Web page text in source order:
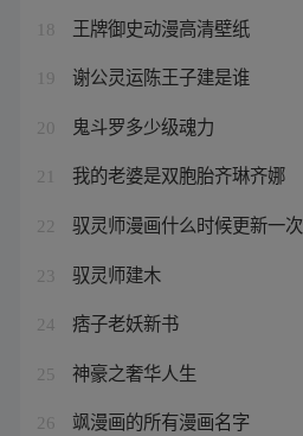
18 王牌御史动漫高清壁纸
19 谢公灵运陈王子建是谁
20 鬼斗罗多少级魂力
21 我的老婆是双胞胎齐琳齐娜
22 驭灵师漫画什么时候更新一次
23 驭灵师建木
24 痞子老妖新书
25 神豪之奢华人生
26 飒漫画的所有漫画名字